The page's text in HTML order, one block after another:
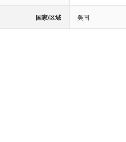
国家/区域 美国